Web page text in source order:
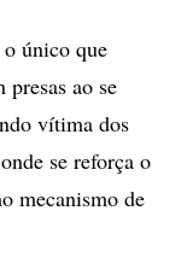
único que
presas ao se
vítima dos
se reforça o
mecanismo de